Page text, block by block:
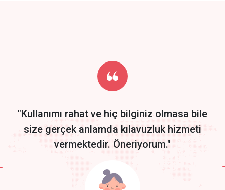
Start by trying our service for 30 days free trial no credit card
required.
"Kullanımı rahat ve hiç bilginiz olmasa bile
size gerçek anlamda kılavuzluk hizmeti
vermektedir. Öneriyorum."